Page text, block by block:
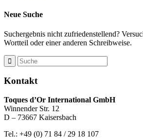
Neue Suche
Suchergebnis nicht zufriedenstellend?
Wortteil oder einer anderen Schreibweise.
Kontakt
Toques d’Or International GmbH
Winnender Str. 12
D – 73667 Kaisersbach
Tel.: +49 (0) 71 84 / 29 18 107